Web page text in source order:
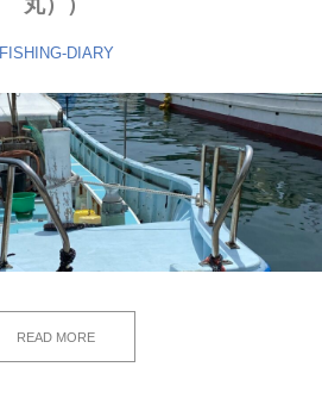
丸））
FISHING-DIARY
READ MORE